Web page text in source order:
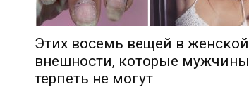
Этих восемь вещей в женской
внешности, которые мужчины
терпеть не могут